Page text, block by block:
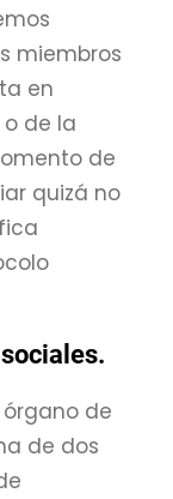
miembros
en
de la
de
quizá no
.
de
de dos